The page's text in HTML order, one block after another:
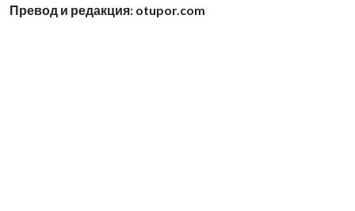
Превод и редакция: otupor.com